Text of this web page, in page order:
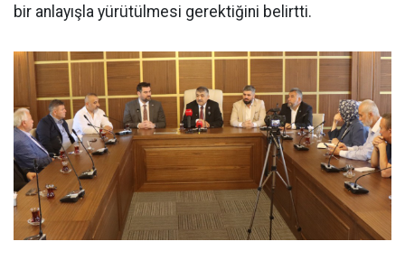
bir anlayışla yürütülmesi gerektiğini belirtti.